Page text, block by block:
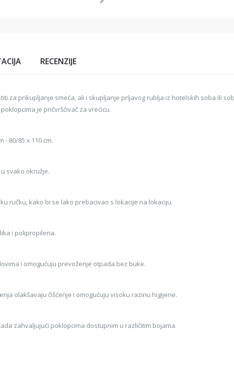
RECENZIJE
za prikupljanje smeća, ali i skupljanje prljavog rublja iz hotelskih soba ili
je pričvršćivač za vrećicu.
- 80/85 x 110 cm.
svako okružje.
ručku, kako bi se lako prebacivao s lokacije na lokaciju.
i polipropilena.
i omogućuju prevoženje otpada bez buke.
olakšavaju čišćenje i omogućuju visoku razinu higijene.
zahvaljujući poklopcima dostupnim u različitim bojama.